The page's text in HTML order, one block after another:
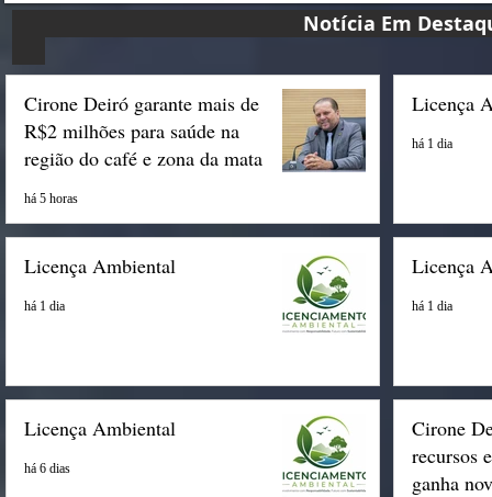
Notícia Em
Cirone Deiró garante mais de
R$2 milhões para saúde na
região do café e zona da mata
há 5 horas
Licença
há 1 dia
Licença Ambiental
há 1 dia
Licença
há 1 dia
Licença Ambiental
há 6 dias
Cirone
recursos
ganha